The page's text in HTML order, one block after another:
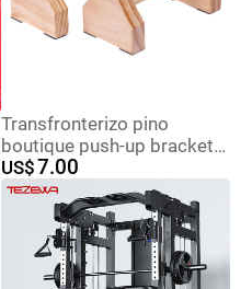
Transfronterizo pino
boutique push-up bracket
hogar pequeño equipo de
fitness barras paralelas de
madera maciza [fuente
fabricante]
US$7.00